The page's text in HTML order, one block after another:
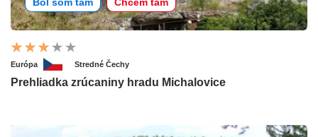
Európa Stredné Čechy
Prehliadka zrúcaniny hradu Michalovice